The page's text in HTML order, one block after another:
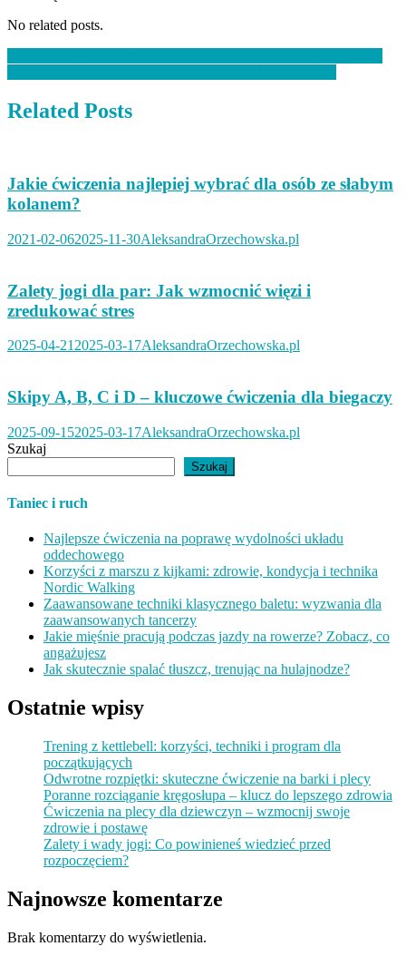
No related posts.
Nawigacja
wpisu
Related Posts
Jakie ćwiczenia najlepiej wybrać dla osób ze słabym
kolanem?
2021-02-062025-11-30AleksandraOrzechowska.pl
Zalety jogi dla par: Jak wzmocnić więzi i
zredukować stres
2025-04-212025-03-17AleksandraOrzechowska.pl
Skipy A, B, C i D – kluczowe ćwiczenia dla biegaczy
2025-09-152025-03-17AleksandraOrzechowska.pl
Szukaj
Szukaj
Taniec i ruch
Najlepsze ćwiczenia na poprawę wydolności układu
oddechowego
Korzyści z marszu z kijkami: zdrowie, kondycja i technika
Nordic Walking
Zaawansowane techniki klasycznego baletu: wyzwania dla
zaawansowanych tancerzy
Jakie mięśnie pracują podczas jazdy na rowerze? Zobacz, co
angażujesz
Jak skutecznie spalać tłuszcz, trenując na hulajnodze?
Ostatnie wpisy
Trening z kettlebell: korzyści, techniki i program dla
początkujących
Odwrotne rozpiętki: skuteczne ćwiczenie na barki i plecy
Poranne rozciąganie kręgosłupa – klucz do lepszego zdrowia
Ćwiczenia na plecy dla dziewczyn – wzmocnij swoje
zdrowie i postawę
Zalety i wady jogi: Co powinieneś wiedzieć przed
rozpoczęciem?
Najnowsze komentarze
Brak komentarzy do wyświetlenia.